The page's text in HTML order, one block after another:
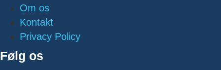
Om os
Kontakt
Privacy Policy
Følg os